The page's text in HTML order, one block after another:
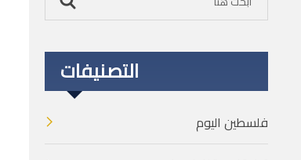
التصنيفات
فلسطين اليوم